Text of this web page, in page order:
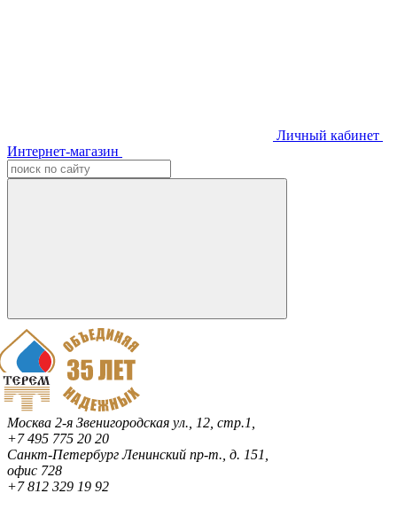
Личный кабинет
Интернет-магазин
Москва 2-я Звенигородская ул., 12, стр.1,
+7 495 775 20 20
Санкт-ПетербургЛенинский пр-т., д. 151,
офис 728
+7 812 329 19 92